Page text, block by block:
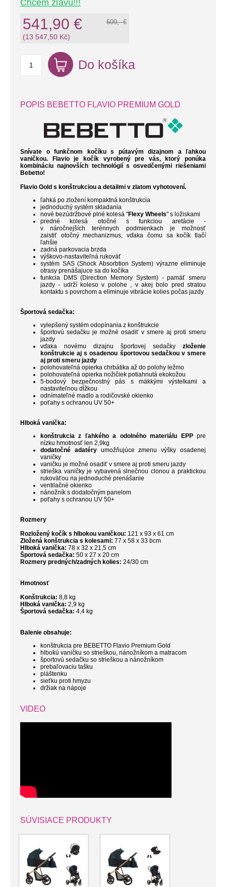
Chcem zľavu!!!
609,- €
541,90 €
(13 547,50 Kč)
Do košíka
POPIS BEBETTO FLAVIO PREMIUM GOLD
Snívate o funkčnom kočíku s pútavým dizajnom a ľahkou
vaničkou. Flavio je kočík vyrobený pre vás, ktorý ponúka
kombináciu najnovších technológií s osvedčenými riešeniami
Bebetto!
Flavio Gold s konštrukciou a detailmi v zlatom vyhotovení.
ľahká po zložení kompaktná konštrukcia
jednoduchý systém skladania
nové bezúdržbové plné kolesá "Flexy Wheels" s ložiskami
predné kolesá otočné s funkciou aretácie -
v náročnejších terénnych podmienkach je možnosť
zaistiť otočný mechanizmus, vďaka čomu sa kočík tlačí
ľahšie
zadná parkovacia brzda
výškovo-nastaviteľná rukoväť
systém SAS (Shock Absorbtion System) výrazne eliminuje
otrasy prenášajuce sa do kočíka
funkcia DMS (Direction Memory System) - pamäť smeru
jazdy - udrží koleso v polohe , v akej bolo pred stratou
kontaktu s povrchom a eliminuje vibrácie kolies počas jazdy
Športová sedačka:
vylepšený systém odopínania z konštrukcie
športovú sedačku je možné osadiť v smere aj proti smeru
jazdy
vďaka novému dizajnu športovej sedačky zloženie
konštrukcie aj s osadenou športovou sedačkou v smere
aj proti smeru jazdy
polohovateľná opierka chrbátika až do polohy ležmo
polohovateľná opierka nožičiek potiahnutá ekokožou
5-bodový bezpečnostný pás s mäkkými výstelkami a
nastaviteľnou dĺžkou
odnímateľné madlo a rodičovské okienko
poťahy s ochranou UV 50+
Hlboká vanička:
konštrukcia z ľahkého a odolného materiálu EPPpre
nízku hmotnosť len 2,9kg
dodatočné adatéryumožňujúce zmenu výšky osadenej
vaničky
vaničku je možné osadiť v smere aj proti smeru jazdy
strieška vaničky je vybavená slnečnou clonou a praktickou
rukoväťou na jednoduché prenášanie
ventilačné okienko
nánožník s dodatočným panelom
poťahy s ochranou UV 50+
Rozmery
Rozložený kočík s hlbokou vaničkou: 121 x 93 x 61 cm
Zložená konštrukcia s kolesami: 77 x 58 x 33 bcm
Hlboká vanička: 78 x 32 x 21,5 cm
Športová sedačka: 50 x 27 x 20 cm
Rozmery predných/zadných kolies: 24/30 cm
Hmotnosť
Konštrukcia: 8,8 kg
Hlboká vanička: 2,9 kg
Športová sedačka: 4,4 kg
Balenie obsahuje:
konštrukcia pre BEBETTO Flavio Premium Gold
hlbokú vaničku so strieškou, nánožníkom a matracom
športovú sedačku so strieškou a nánožníkom
prebaľovaciu tašku
pláštenku
sieťku proti hmyzu
držiak na nápoje
VIDEO
SÚVISIACE PRODUKTY